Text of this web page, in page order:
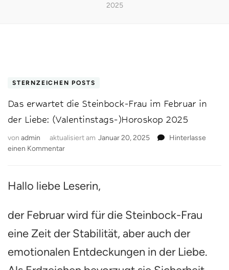
2025
STERNZEICHEN POSTS
Das erwartet die Steinbock-Frau im Februar in
der Liebe: (Valentinstags-)Horoskop 2025
von admin aktualisiert am Januar 20, 2025
Hinterlasse
einen Kommentarzu
die
Steinbock-
im
in
Liebe:
(Valentinstags-)Horoskop
Hallo liebe Leserin,
der Februar wird für die Steinbock-Frau
eine Zeit der Stabilität, aber auch der
emotionalen Entdeckungen in der Liebe.